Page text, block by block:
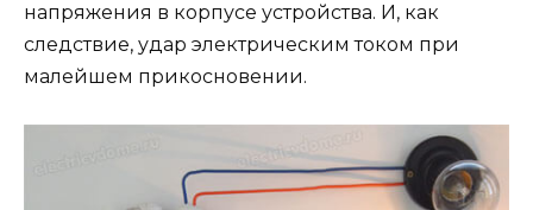
напряжения в корпусе устройства. И, как
следствие, удар электрическим током при
малейшем прикосновении.